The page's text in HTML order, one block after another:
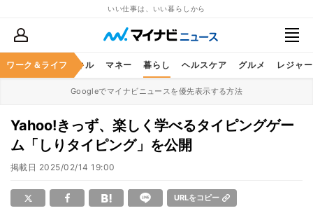
いい仕事は、いい暮らしから
ワーク＆ライフ
ア ビジネススキル マネー 暮らし ヘルスケア グルメ レジャー
Googleでマイナビニュースを優先表示する方法
Yahoo!きっず、楽しく学べるタイピングゲー
ム「しりタイピング」を公開
掲載日 2025/02/14 19:00
URLをコピー